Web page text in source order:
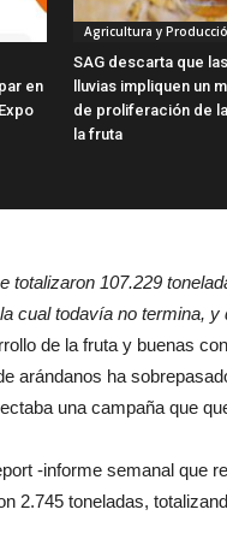
en
Agricultura y
SAG descarta que
lluvias impliquen un
de proliferación de
la fruta
totalizaron 107.229
cual todavía no termina,
de la fruta y buenas
arándanos ha
una campaña que
-informe semanal que
2.745 toneladas,